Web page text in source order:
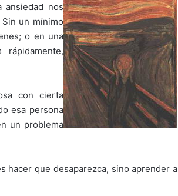
ansiedad nos
un mínimo
o en una
con cierta
esa persona
un problema
hacer que desaparezca, sino aprender a